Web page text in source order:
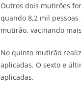
Outros dois mutirões
quando 8,2 mil
mutirão, vacinando
No quinto mutirão
aplicadas. O sexto e
aplicadas.